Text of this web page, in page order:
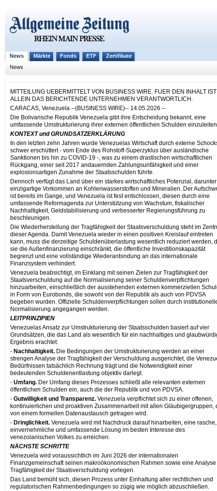
News Märkte Fonds ETF
Zertifikate
News
MITTEILUNG UEBERMITTELT VON BUSINESS WIRE. FUER DEN INHALT IST
ALLEIN DAS BERICHTENDE UNTERNEHMEN VERANTWORTLICH.
CARACAS, Venezuela --(BUSINESS WIRE)-- 14.05.2026 --
Die Bolivarische Republik Venezuela gibt ihre Entscheidung bekannt, eine
umfassende Umstrukturierung ihrer externen öffentlichen Schulden
KONTEXT und GRUNDSATZERKLÄRUNG
In den letzten zehn Jahren wurde Venezuelas Wirtschaft durch externe
schwer erschüttert - vom Ende des Rohstoff-Superzyklus über ausländische
Sanktionen bis hin zu COVID-19 -, was zu einem drastischen wirtschaftlichen
Rückgang, einer seit 2017 andauernden Zahlungsunfähigkeit und einer
explosionsartigen Zunahme der Staatsschulden führte.
Dennoch verfügt das Land über ein starkes wirtschaftliches Potenzial, darunter
einzigartige Vorkommen an Kohlenwasserstoffen und Mineralien. Der
ist bereits im Gange, und Venezuela ist fest entschlossen, diesen durch eine
umfassende Reformagenda zur Unterstützung von Wachstum, fiskalischer
Nachhaltigkeit, Geldstabilisierung und verbesserter Regierungsführung zu
beschleunigen.
Die Wiederherstellung der Tragfähigkeit der Staatsverschuldung steht im
dieser Agenda. Damit Venezuela wieder in einen positiven Kreislauf eintreten
kann, muss die derzeitige Schuldenüberlastung wesentlich reduziert werden,
sie die Außenfinanzierung einschränkt, die öffentliche Investitionskapazität
begrenzt und eine vollständige Wiederanbindung an das internationale
Finanzsystem verhindert.
Venezuela beabsichtigt, im Einklang mit seinen Zielen zur Tragfähigkeit der
Staatsverschuldung auf die Normalisierung seiner Schuldenverpflichtungen
hinzuarbeiten, einschließlich der ausstehenden externen kommerziellen
in Form von Eurobonds, die sowohl von der Republik als auch von PDVSA
begeben wurden. Offizielle Schuldenverpflichtungen sollen durch
Normalisierung angegangen werden.
LEITPRINZIPIEN
Venezuelas Ansatz zur Umstrukturierung der Staatsschulden basiert auf vier
Grundsätzen, die das Land als wesentlich für ein nachhaltiges und
Ergebnis erachtet:
- Nachhaltigkeit. Die Bedingungen der Umstrukturierung werden an einer
strengen Analyse der Tragfähigkeit der Verschuldung ausgerichtet, die
Bedürfnissen tatsächlich Rechnung trägt und die Notwendigkeit einer
bedeutenden Schuldenentlastung objektiv darlegt.
- Umfang. Der Umfang dieses Prozesses schließt alle relevanten externen
öffentlichen Schulden ein, auch die der Republik und von PDVSA.
- Gutwilligkeit und Transparenz. Venezuela verpflichtet sich zu einer offenen,
kontinuierlichen und proaktiven Zusammenarbeit mit allen Gläubigergruppen,
von einem formellen Datenaustausch getragen wird.
- Dringlichkeit. Venezuela wird mit Nachdruck darauf hinarbeiten, eine rasche,
einvernehmliche und umfassende Lösung im besten Interesse des
venezolanischen Volkes zu erreichen.
NÄCHSTE SCHRITTE
Venezuela wird voraussichtlich im Juni 2026 der internationalen
Finanzgemeinschaft seinen makroökonomischen Rahmen sowie eine Analyse
Tragfähigkeit der Staatsverschuldung vorlegen.
Das Land bemüht sich, diesen Prozess unter Einhaltung aller rechtlichen und
regulatorischen Rahmenbedingungen so zügig wie möglich abzuschließen.